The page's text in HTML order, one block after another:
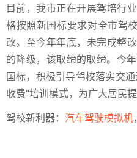
目前，我市正在开展驾培行
格按照新国标要求对全市驾
改。至今年年底，未完成整
的降级，该取缔的取缔。今
国标，积极引导驾校落实交
收费”培训模式，为广大居民
驾校新利器： 汽车驾驶模拟机